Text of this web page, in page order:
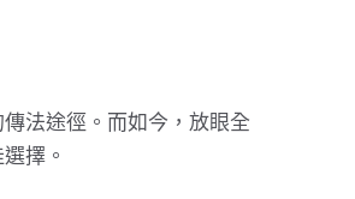
法途徑。而如今，放眼全
擇。